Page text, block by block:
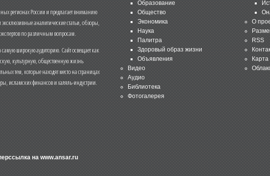
регионах России и предлагает вниманию
аналитические статьи, обзоры,
по различным вопросам.
широкую аудиторию. Сайт освещает как
культурную, общественную жизнь
тем, которые находят место на страницах
исламских финансов и халяль-индустрии.
на www.ansar.ru
Образование
Общество
Экономика
Наука
Палитра
Здоровый образ жизни
Объявления
Видео
Аудио
Библиотека
Фотогалерея
О
RSS
Карта